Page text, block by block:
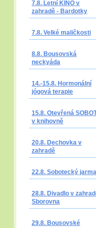
7.8. Letní KINO v
zahradě - Bardotky
7.8. Velké maličkosti
8.8. Bousovská
neckyáda
14.-15.8. Hormonální
jógová terapie
15.8. Otevřená
v knihovně
20.8. Dechovka v
zahradě
22.8. Sobotecký
28.8. Divadlo v
Sborovna
29.8. Bousovské